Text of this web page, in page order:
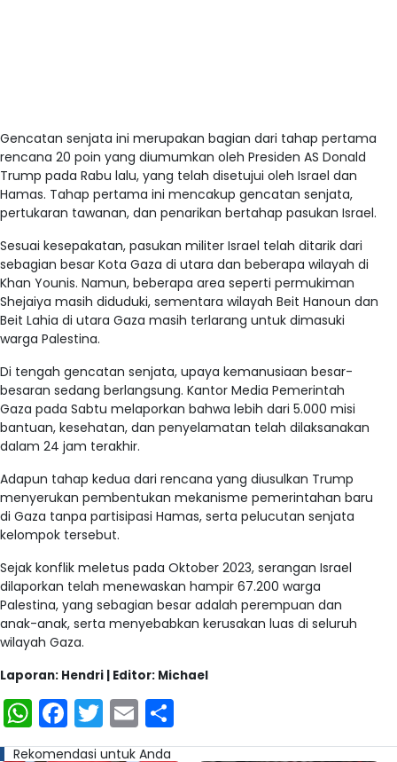
Gencatan senjata ini merupakan bagian dari tahap pertama
rencana 20 poin yang diumumkan oleh Presiden AS Donald
Trump pada Rabu lalu, yang telah disetujui oleh Israel dan
Hamas. Tahap pertama ini mencakup gencatan senjata,
pertukaran tawanan, dan penarikan bertahap pasukan Israel.
Sesuai kesepakatan, pasukan militer Israel telah ditarik dari
sebagian besar Kota Gaza di utara dan beberapa wilayah di
Khan Younis. Namun, beberapa area seperti permukiman
Shejaiya masih diduduki, sementara wilayah Beit Hanoun dan
Beit Lahia di utara Gaza masih terlarang untuk dimasuki
warga Palestina.
Di tengah gencatan senjata, upaya kemanusiaan besar-
besaran sedang berlangsung. Kantor Media Pemerintah
Gaza pada Sabtu melaporkan bahwa lebih dari 5.000 misi
bantuan, kesehatan, dan penyelamatan telah dilaksanakan
dalam 24 jam terakhir.
Adapun tahap kedua dari rencana yang diusulkan Trump
menyerukan pembentukan mekanisme pemerintahan baru
di Gaza tanpa partisipasi Hamas, serta pelucutan senjata
kelompok tersebut.
Sejak konflik meletus pada Oktober 2023, serangan Israel
dilaporkan telah menewaskan hampir 67.200 warga
Palestina, yang sebagian besar adalah perempuan dan
anak-anak, serta menyebabkan kerusakan luas di seluruh
wilayah Gaza.
Laporan: Hendri | Editor: Michael
WhatsApp
Facebook
Twitter
Email
Rekomendasi untuk Anda